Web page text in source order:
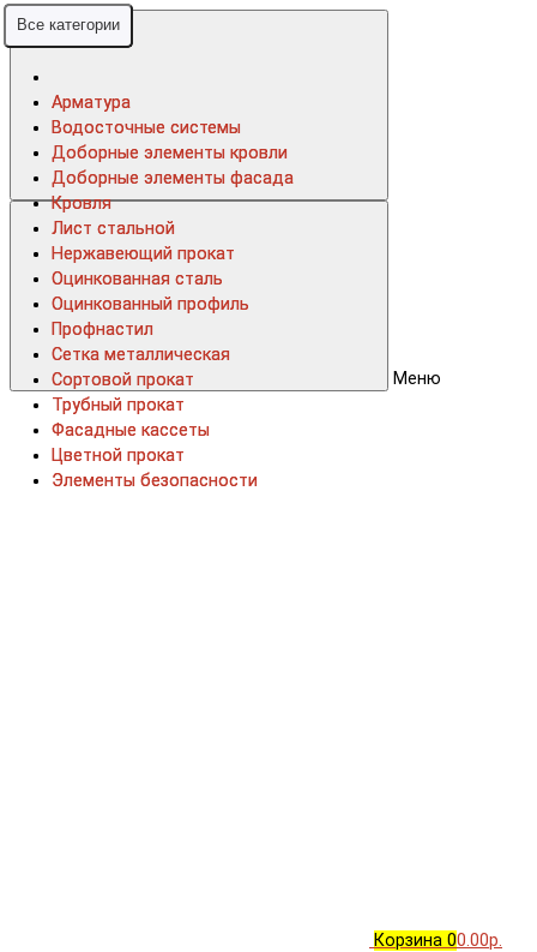
Меню
Корзина 00.00р.
Все категории
Арматура
Водосточные системы
Доборные элементы кровли
Доборные элементы фасада
Кровля
Лист стальной
Нержавеющий прокат
Оцинкованная сталь
Оцинкованный профиль
Профнастил
Сетка металлическая
Сортовой прокат
Трубный прокат
Фасадные кассеты
Цветной прокат
Элементы безопасности
Все категории
Арматура
Водосточные системы
Доборные элементы кровли
Доборные элементы фасада
Кровля
Лист стальной
Нержавеющий прокат
Оцинкованная сталь
Оцинкованный профиль
Профнастил
Сетка металлическая
Сортовой прокат
Трубный прокат
Фасадные кассеты
Цветной прокат
Элементы безопасности